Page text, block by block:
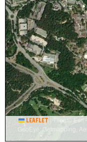
Leaflet
Tiles © Esri
GeoEye, Getmapping,